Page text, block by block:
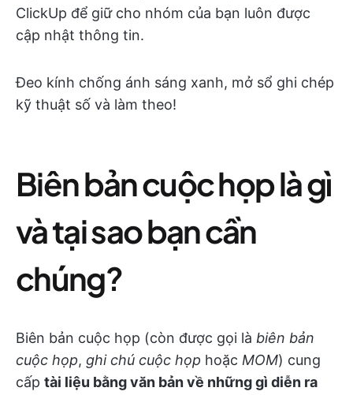
ClickUp để giữ cho nhóm của bạn luôn được
cập nhật thông tin.
Đeo kính chống ánh sáng xanh, mở sổ ghi chép
kỹ thuật số và làm theo!
Biên bản cuộc họp là gì
và tại sao bạn cần
chúng?
Biên bản cuộc họp (còn được gọi là biên bản
cuộc họp, ghi chú cuộc họp hoặc MOM) cung
cấp tài liệu bằng văn bản về những gì diễn ra